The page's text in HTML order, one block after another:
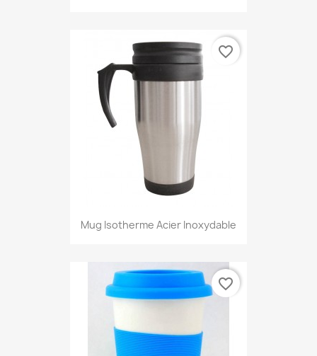
Mug Isotherme Acier Inoxydable
favorite_border
favorite_border